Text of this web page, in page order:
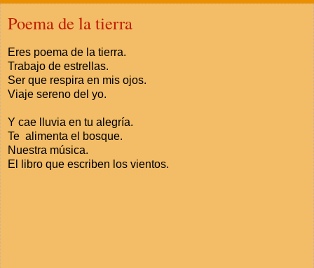
Poema de la tierra
Eres poema de la tierra.
Trabajo de estrellas.
Ser que respira en mis ojos.
Viaje sereno del yo.
Y cae lluvia en tu alegría.
Te alimenta el bosque.
Nuestra música.
El libro que escriben los vientos.